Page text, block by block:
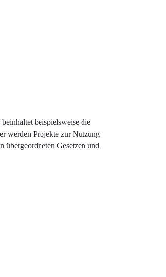
beispielsweise die
werden Projekte zur Nutzung
übergeordneten Gesetzen und